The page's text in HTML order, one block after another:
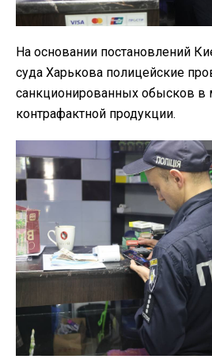
На основании постановлений
суда Харькова полицейские
санкционированных обысков в
контрафактной продукции.